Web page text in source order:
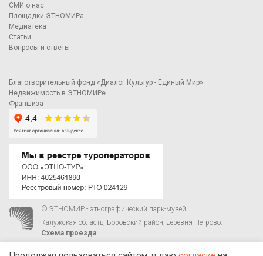
СМИ о нас
Площадки ЭТНОМИРа
Медиатека
Статьи
Вопросы и ответы
Благотворительный фонд «Диалог Культур - Единый Мир»
Недвижимость в ЭТНОМИРе
Франшиза
© ЭТНОМИР - этнографический парк-музей
Калужская область, Боровский район, деревня Петрово.
Схема проезда